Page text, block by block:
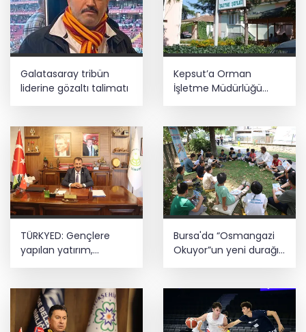
Galatasaray tribün
liderine gözaltı talimatı
Kepsut’a Orman
İşletme Müdürlüğü
kuruluyor
TÜRKYED: Gençlere
yapılan yatırım,
Bursa'da “Osmangazi
Okuyor”un yeni durağı